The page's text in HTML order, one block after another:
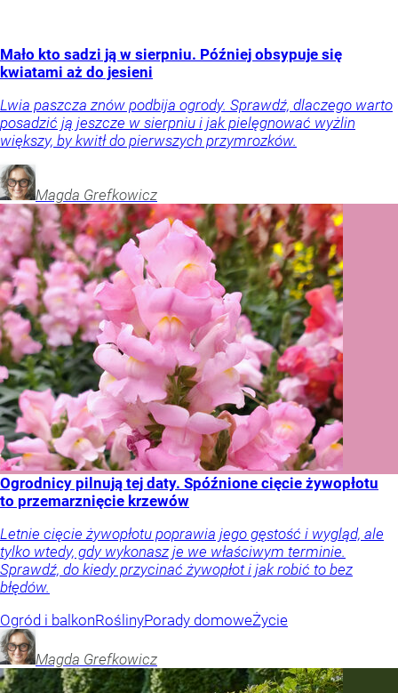
Mało kto sadzi ją w sierpniu. Później obsypuje się
kwiatami aż do jesieni
Lwia paszcza znów podbija ogrody. Sprawdź, dlaczego warto
posadzić ją jeszcze w sierpniu i jak pielęgnować wyżlin
większy, by kwitł do pierwszych przymrozków.
Magda Grefkowicz
Ogrodnicy pilnują tej daty. Spóźnione cięcie żywopłotu
to przemarznięcie krzewów
Letnie cięcie żywopłotu poprawia jego gęstość i wygląd, ale
tylko wtedy, gdy wykonasz je we właściwym terminie.
Sprawdź, do kiedy przycinać żywopłot i jak robić to bez
błędów.
Ogród i balkonRoślinyPorady domoweŻycie
Magda Grefkowicz